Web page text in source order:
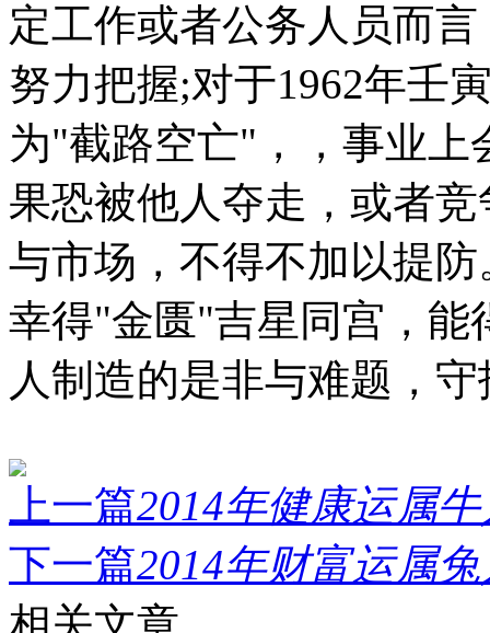
定工作或者公务人员而
努力把握;对于1962年壬
为"截路空亡"，，事业上
果恐被他人夺走，或者
与市场，不得不加以提
幸得"金匮"吉星同宫，能
人制造的是非与难题，
上一篇2014年健康运属
下一篇2014年财富运属